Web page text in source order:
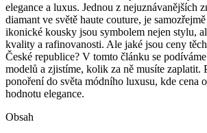
elegance a ‍luxus. Jednou z⁤ nejuznávanějších
diamant ve‍ světě haute⁤ couture, je
ikonické⁢ kousky jsou symbolem nejen stylu,
kvality a rafinovanosti. Ale jaké jsou ceny
České republice? V tomto článku se
modelů a zjistíme, kolik za ⁢ně musíte zaplatit.
ponoření​ do světa módního ⁤luxusu, ⁢kde ‌cena
hodnotu elegance.
Obsah